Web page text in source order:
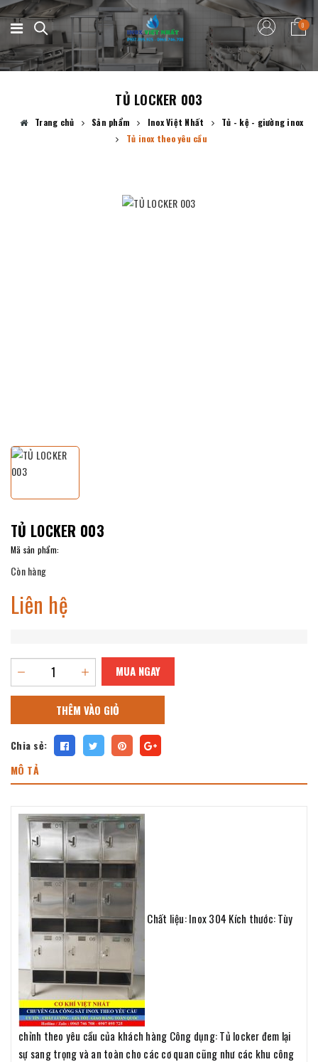
0
TỦ LOCKER 003
Trang chủ Sản phẩm Inox Việt Nhất
Tủ - kệ - giường inox
Tủ inox theo yêu cầu
TỦ LOCKER 003
Mã sản phẩm:
Còn hàng
Liên hệ
MUA NGAY
THÊM VÀO GIỎ
Chia sẻ:
MÔ TẢ
Chất liệu: Inox 304 Kích thước: Tùy
chỉnh theo yêu cầu của khách hàng Công dụng: Tủ locker đem lại
sự sang trọng và an toàn cho các cơ quan cũng như các khu công